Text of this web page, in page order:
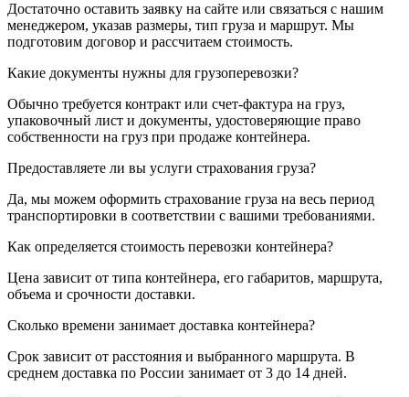
Достаточно оставить заявку на сайте или связаться с нашим
менеджером, указав размеры, тип груза и маршрут. Мы
подготовим договор и рассчитаем стоимость.
Какие документы нужны для грузоперевозки?
Обычно требуется контракт или счет-фактура на груз,
упаковочный лист и документы, удостоверяющие право
собственности на груз при продаже контейнера.
Предоставляете ли вы услуги страхования груза?
Да, мы можем оформить страхование груза на весь период
транспортировки в соответствии с вашими требованиями.
Как определяется стоимость перевозки контейнера?
Цена зависит от типа контейнера, его габаритов, маршрута,
объема и срочности доставки.
Сколько времени занимает доставка контейнера?
Срок зависит от расстояния и выбранного маршрута. В
среднем доставка по России занимает от 3 до 14 дней.